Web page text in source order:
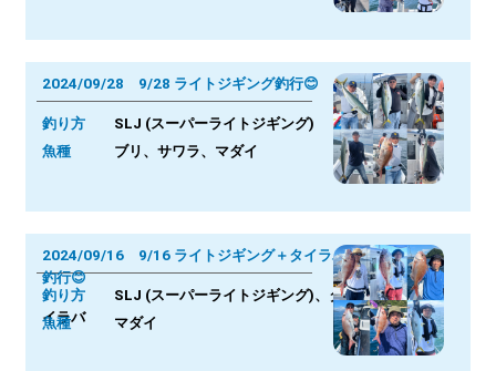
2024/09/28 9/28 ライトジギング釣行😊
釣り方 SLJ (スーパーライトジギング)
魚種 ブリ、サワラ、マダイ
2024/09/16 9/16 ライトジギング＋タイラバ
釣行😊
釣り方 SLJ (スーパーライトジギング)、タ
イラバ
魚種 マダイ